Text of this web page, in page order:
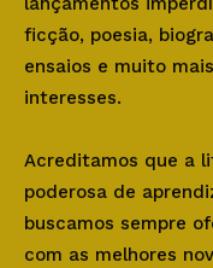
ficção, poesia,
ensaios e muito
interesses.
Acreditamos que a
poderosa de
buscamos sempre
com as melhores